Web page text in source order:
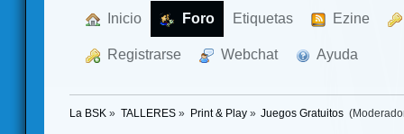
Inicio Foro Etiquetas Ezine
Registrarse Webchat Ayuda
La BSK » TALLERES» Print & Play» Juegos Gratuitos